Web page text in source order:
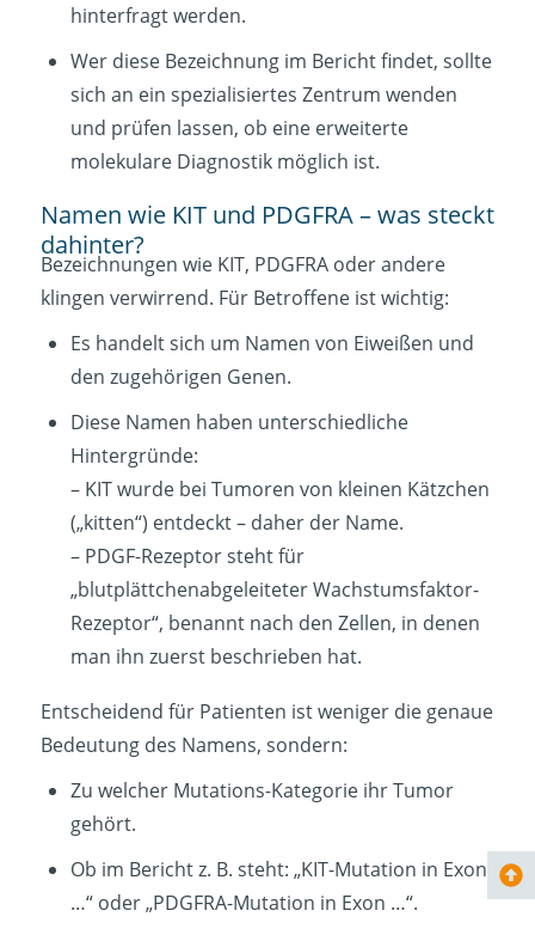
hinterfragt werden.
Wer diese Bezeichnung im Bericht findet, sollte
sich an ein spezialisiertes Zentrum wenden
und prüfen lassen, ob eine erweiterte
molekulare Diagnostik möglich ist.
Namen wie KIT und PDGFRA – was steckt
dahinter?
Bezeichnungen wie KIT, PDGFRA oder andere
klingen verwirrend. Für Betroffene ist wichtig:
Es handelt sich um Namen von Eiweißen und
den zugehörigen Genen.
Diese Namen haben unterschiedliche
Hintergründe:
– KIT wurde bei Tumoren von kleinen Kätzchen
(„kitten“) entdeckt – daher der Name.
– PDGF-Rezeptor steht für
„blutplättchenabgeleiteter Wachstumsfaktor-
Rezeptor“, benannt nach den Zellen, in denen
man ihn zuerst beschrieben hat.
Entscheidend für Patienten ist weniger die genaue
Bedeutung des Namens, sondern:
Zu welcher Mutations-Kategorie ihr Tumor
gehört.
Ob im Bericht z. B. steht: „KIT-Mutation in Exon
…“ oder „PDGFRA-Mutation in Exon …“.